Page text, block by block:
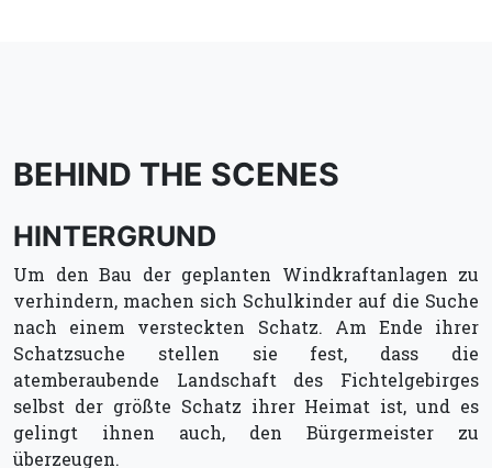
BEHIND THE SCENES
HINTERGRUND
Um den Bau der geplanten Windkraftanlagen zu
verhindern, machen sich Schulkinder auf die Suche
nach einem versteckten Schatz. Am Ende ihrer
Schatzsuche stellen sie fest, dass die
atemberaubende Landschaft des Fichtelgebirges
selbst der größte Schatz ihrer Heimat ist, und es
gelingt ihnen auch, den Bürgermeister zu
überzeugen.